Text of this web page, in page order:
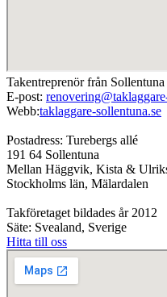
Takentreprenör från
E-post:
Webb:taklaggare-sollentuna.se
Postadress: Turebergs allé
191 64 Sollentuna
Mellan Häggvik, Kista &
Stockholms län, Mälardalen
Takföretaget bildades år 2012
Säte: Svealand, Sverige
Hitta till oss